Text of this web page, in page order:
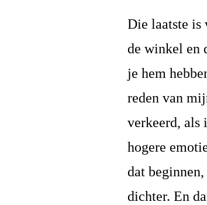
Die laatste is
de winkel en
je hem
reden van
verkeerd, als
hogere
dat
dichter. En